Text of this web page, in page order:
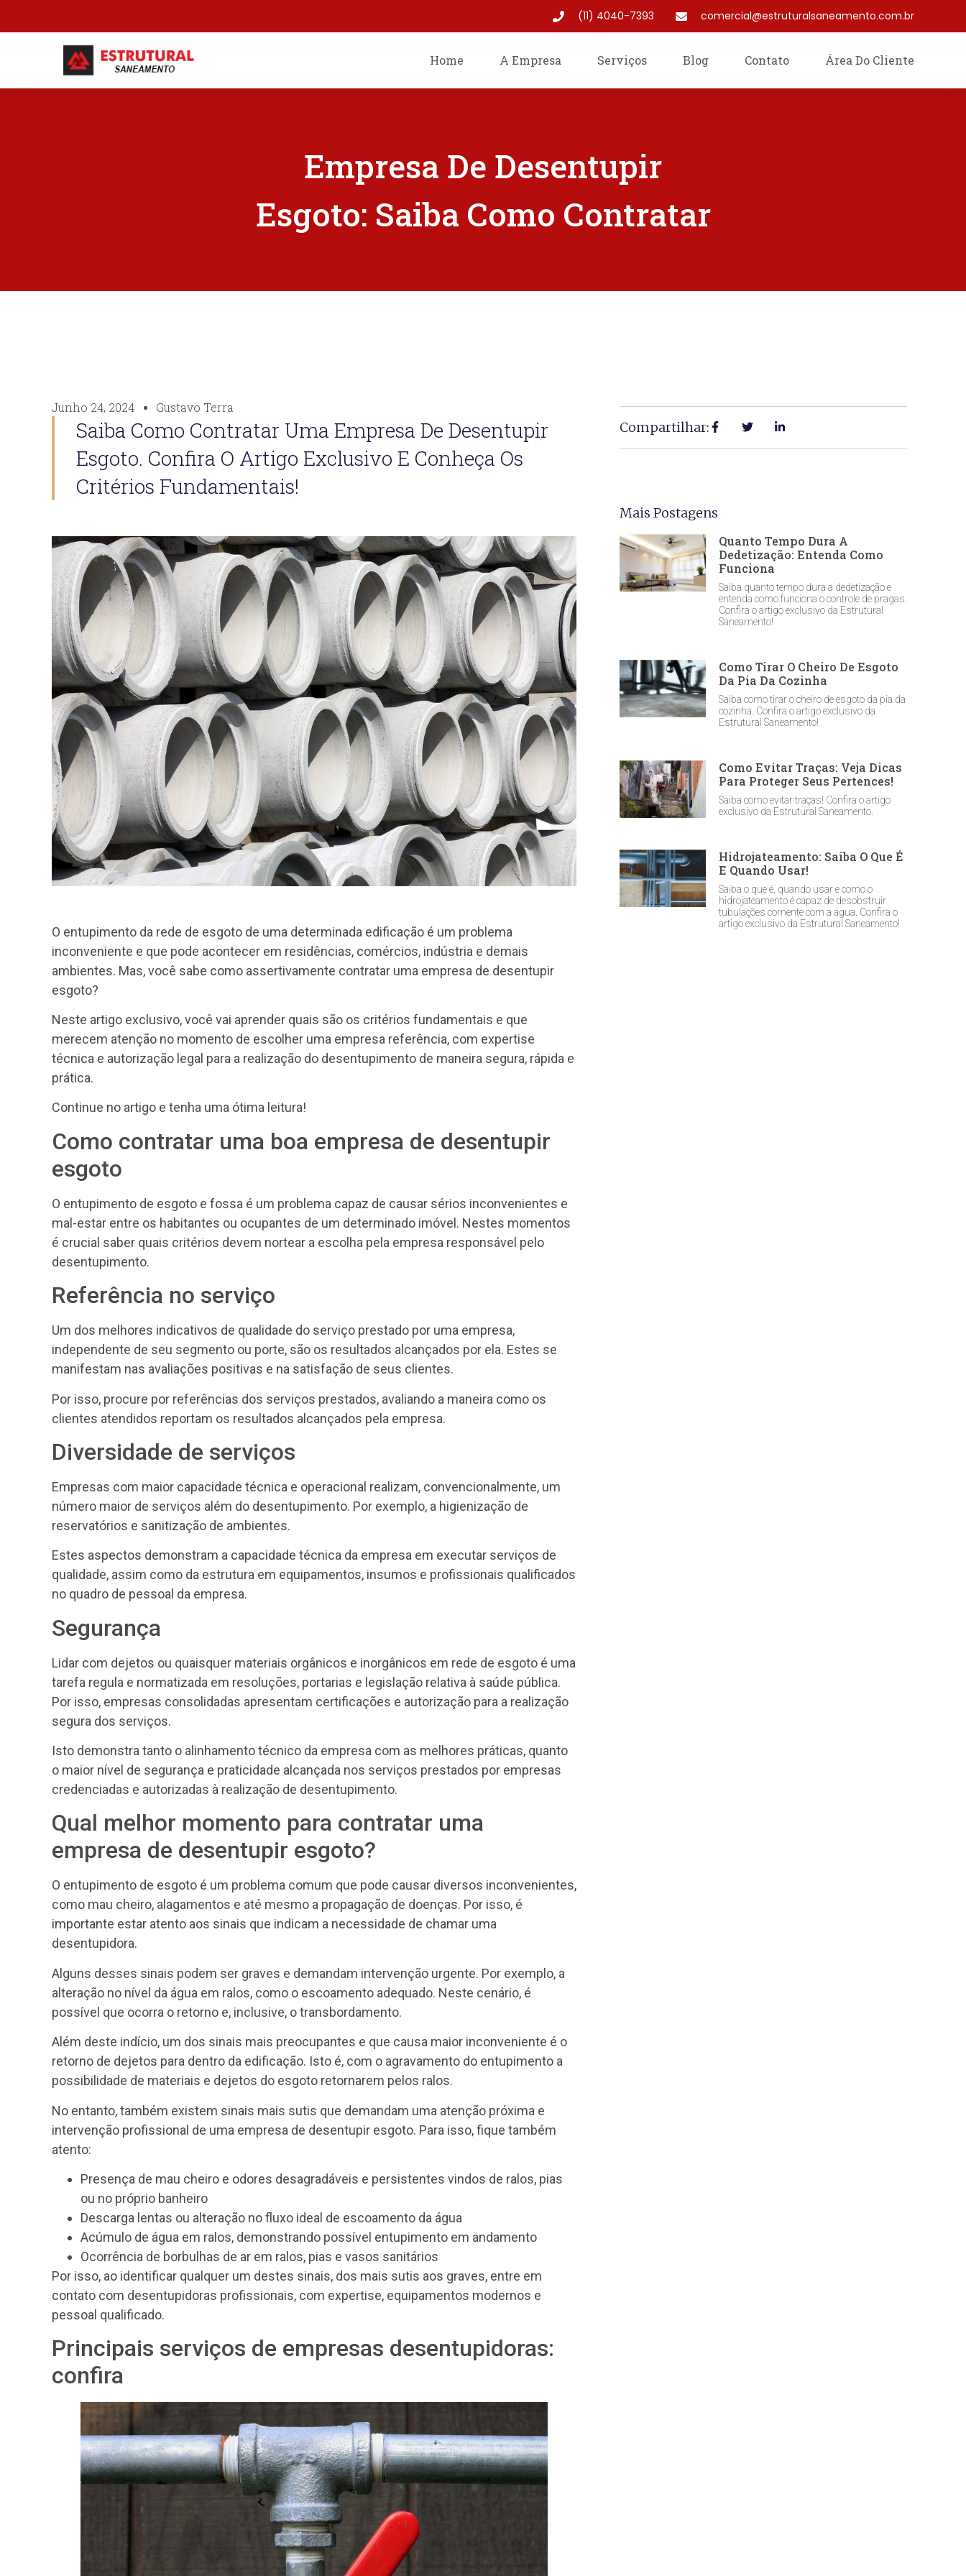
(11) 4040-7393 comercial@estruturalsaneamento.com.br
Home A Empresa Serviços Blog Contato Área Do Cliente
Empresa De Desentupir
Esgoto: Saiba Como Contratar
Junho 24, 2024 Gustavo Terra
Saiba Como Contratar Uma Empresa De Desentupir
Esgoto. Confira O Artigo Exclusivo E Conheça Os
Critérios Fundamentais!
O entupimento da rede de esgoto de uma determinada edificação é um problema
inconveniente e que pode acontecer em residências, comércios, indústria e demais
ambientes. Mas, você sabe como assertivamente contratar uma empresa de desentupir
esgoto?
Neste artigo exclusivo, você vai aprender quais são os critérios fundamentais e que
merecem atenção no momento de escolher uma empresa referência, com expertise
técnica e autorização legal para a realização do desentupimento de maneira segura, rápida e
prática.
Continue no artigo e tenha uma ótima leitura!
Como contratar uma boa empresa de desentupir
esgoto
O entupimento de esgoto e fossa é um problema capaz de causar sérios inconvenientes e
mal-estar entre os habitantes ou ocupantes de um determinado imóvel. Nestes momentos
é crucial saber quais critérios devem nortear a escolha pela empresa responsável pelo
desentupimento.
Referência no serviço
Um dos melhores indicativos de qualidade do serviço prestado por uma empresa,
independente de seu segmento ou porte, são os resultados alcançados por ela. Estes se
manifestam nas avaliações positivas e na satisfação de seus clientes.
Por isso, procure por referências dos serviços prestados, avaliando a maneira como os
clientes atendidos reportam os resultados alcançados pela empresa.
Diversidade de serviços
Empresas com maior capacidade técnica e operacional realizam, convencionalmente, um
número maior de serviços além do desentupimento. Por exemplo, a higienização de
reservatórios e sanitização de ambientes.
Estes aspectos demonstram a capacidade técnica da empresa em executar serviços de
qualidade, assim como da estrutura em equipamentos, insumos e profissionais qualificados
no quadro de pessoal da empresa.
Segurança
Lidar com dejetos ou quaisquer materiais orgânicos e inorgânicos em rede de esgoto é uma
tarefa regula e normatizada em resoluções, portarias e legislação relativa à saúde pública.
Por isso, empresas consolidadas apresentam certificações e autorização para a realização
segura dos serviços.
Isto demonstra tanto o alinhamento técnico da empresa com as melhores práticas, quanto
o maior nível de segurança e praticidade alcançada nos serviços prestados por empresas
credenciadas e autorizadas à realização de desentupimento.
Qual melhor momento para contratar uma
empresa de desentupir esgoto?
O entupimento de esgoto é um problema comum que pode causar diversos inconvenientes,
como mau cheiro, alagamentos e até mesmo a propagação de doenças. Por isso, é
importante estar atento aos sinais que indicam a necessidade de chamar uma
desentupidora.
Alguns desses sinais podem ser graves e demandam intervenção urgente. Por exemplo, a
alteração no nível da água em ralos, como o escoamento adequado. Neste cenário, é
possível que ocorra o retorno e, inclusive, o transbordamento.
Além deste indício, um dos sinais mais preocupantes e que causa maior inconveniente é o
retorno de dejetos para dentro da edificação. Isto é, com o agravamento do entupimento a
possibilidade de materiais e dejetos do esgoto retornarem pelos ralos.
No entanto, também existem sinais mais sutis que demandam uma atenção próxima e
intervenção profissional de uma empresa de desentupir esgoto. Para isso, fique também
atento:
Presença de mau cheiro e odores desagradáveis e persistentes vindos de ralos, pias
ou no próprio banheiro
Descarga lentas ou alteração no fluxo ideal de escoamento da água
Acúmulo de água em ralos, demonstrando possível entupimento em andamento
Ocorrência de borbulhas de ar em ralos, pias e vasos sanitários
Por isso, ao identificar qualquer um destes sinais, dos mais sutis aos graves, entre em
contato com desentupidoras profissionais, com expertise, equipamentos modernos e
pessoal qualificado.
Principais serviços de empresas desentupidoras:
confira
Compartilhar:
Mais Postagens
Quanto Tempo Dura A
Dedetização: Entenda Como
Funciona
Saiba quanto tempo dura a dedetização e
entenda como funciona o controle de pragas.
Confira o artigo exclusivo da Estrutural
Saneamento!
Como Tirar O Cheiro De Esgoto
Da Pia Da Cozinha
Saiba como tirar o cheiro de esgoto da pia da
cozinha. Confira o artigo exclusivo da
Estrutural Saneamento!
Como Evitar Traças: Veja Dicas
Para Proteger Seus Pertences!
Saiba como evitar traças! Confira o artigo
exclusivo da Estrutural Saneamento.
Hidrojateamento: Saiba O Que É
E Quando Usar!
Saiba o que é, quando usar e como o
hidrojateamento é capaz de desobstruir
tubulações comente com a água. Confira o
artigo exclusivo da Estrutural Saneamento!